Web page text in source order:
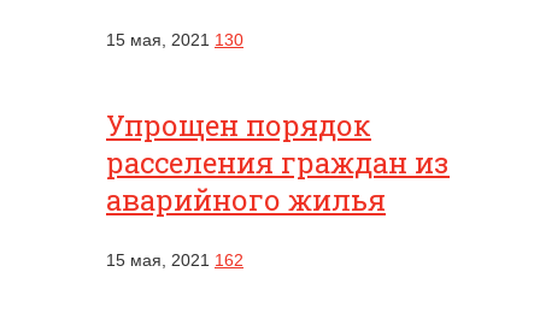
15 мая, 2021 130
Упрощен порядок
расселения граждан из
аварийного жилья
15 мая, 2021 162